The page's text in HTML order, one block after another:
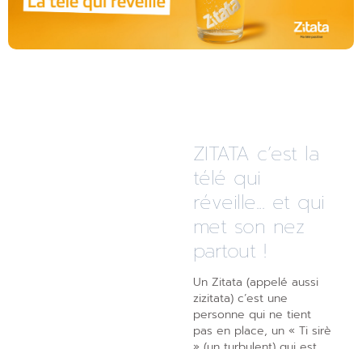
ZITATA c’est la
télé qui
réveille... et qui
met son nez
partout !
Un Zitata (appelé aussi
zizitata) c’est une
personne qui ne tient
pas en place, un « Ti sirè